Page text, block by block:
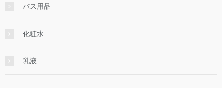
バス用品
化粧水
乳液